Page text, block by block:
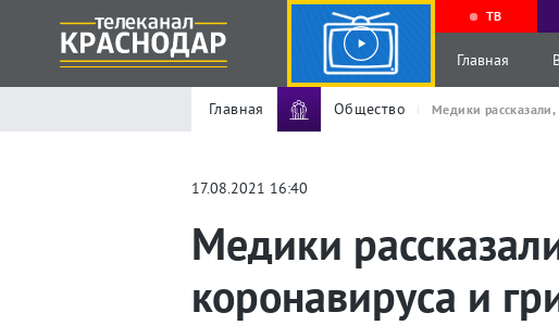
ТВ
Главная
Главная Общество Медики рассказали,
17.08.2021 16:40
Медики
коронавируса и